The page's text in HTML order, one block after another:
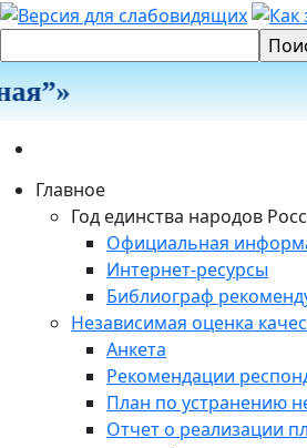
Главное
Год единства народов
Официальная
Интернет-ресурсы
Библиограф
Независимая оценка
Анкета
Рекомендации
План по устранению
Отчет о реализации